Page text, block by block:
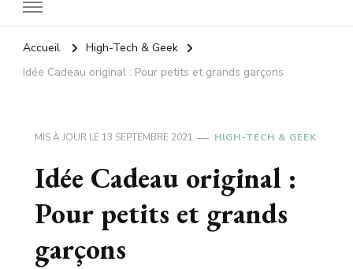
Accueil
High-Tech & Geek
Idée Cadeau original : Pour petits et grands garçons
MIS À JOUR LE 13 SEPTEMBRE 2021 HIGH-TECH & GEEK
Idée Cadeau original :
Pour petits et grands
garçons